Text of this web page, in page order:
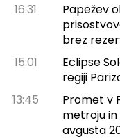
16:31
Papežev
brez
15:01
Eclipse
regiji
13:45
Promet v
metroju in
avgusta